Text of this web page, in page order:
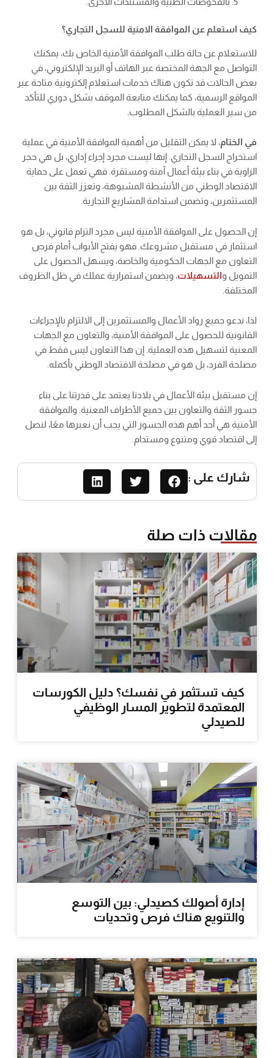
كيف استعلم عن الموافقة الامنية للسجل التجاري؟
للاستعلام عن حالة طلب الموافقة الأمنية الخاص بك، يمكنك
التواصل مع الجهة المختصة عبر الهاتف أو البريد الإلكتروني، في
بعض الحالات قد تكون هناك خدمات استعلام إلكترونية متاحة عبر
المواقع الرسمية، كما يمكنك متابعة الموقف بشكل دوري للتأكد
من سير العملية بالشكل المطلوب.
في الختام، لا يمكن التقليل من أهمية الموافقة الأمنية في عملية
استخراج السجل التجاري. إنها ليست مجرد إجراء إداري، بل هي حجر
الزاوية في بناء بيئة أعمال آمنة ومستقرة. فهي تعمل على حماية
الاقتصاد الوطني من الأنشطة المشبوهة، وتعزز الثقة بين
المستثمرين، وتضمن استدامة المشاريع التجارية.
إن الحصول على الموافقة الأمنية ليس مجرد التزام قانوني، بل هو
استثمار في مستقبل مشروعك. فهو يفتح الأبواب أمام فرص
التعاون مع الجهات الحكومية والخاصة، ويسهل الحصول على
التمويل و التسهيلات، ويضمن استمرارية عملك في ظل الظروف
المختلفة.
لذا، ندعو جميع رواد الأعمال والمستثمرين إلى الالتزام بالإجراءات
القانونية للحصول على الموافقة الأمنية، والتعاون مع الجهات
المعنية لتسهيل هذه العملية. إن هذا التعاون ليس فقط في
مصلحة الفرد، بل هو في مصلحة الاقتصاد الوطني بأكمله.
إن مستقبل بيئة الأعمال في بلادنا يعتمد على قدرتنا على بناء
جسور الثقة والتعاون بين جميع الأطراف المعنية. والموافقة
الأمنية هي أحد أهم هذه الجسور التي يجب أن نعبرها معًا، لنصل
إلى اقتصاد قوي ومتنوع ومستدام.
شارك على :
مقالات ذات صلة
كيف تستثمر في نفسك؟ دليل الكورسات
المعتمدة لتطوير المسار الوظيفي
للصيدلي
إدارة أصولك كصيدلي: بين التوسع
والتنويع هناك فرص وتحديات